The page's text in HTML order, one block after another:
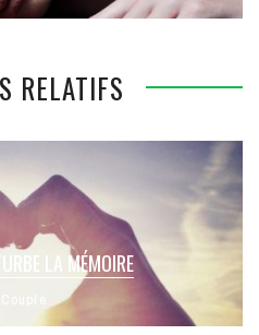
RELATIFS
LA MÉMOIRE